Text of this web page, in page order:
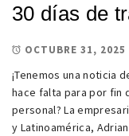
30 días de
OCTUBRE 31, 2025
¡Tenemos una noticia
hace falta para por fin
personal? La
y Latinoamérica,